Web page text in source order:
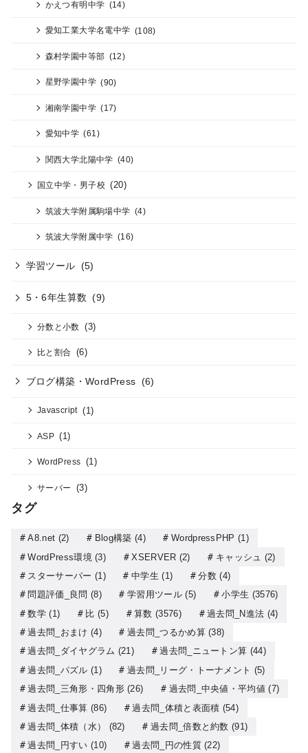
かえつ有明中学 (14)
愛知工業大学名電中学 (108)
森村学園中等部 (12)
星野学園中学 (90)
湘南学園中学 (17)
愛知中学 (61)
関西大学北陽中学 (40)
国立中学・男子校 (20)
筑波大学附属駒場中学 (4)
筑波大学附属中学 (16)
学習ツール (5)
5・6年生算数 (9)
分数と小数 (3)
比と割合 (6)
ブログ構築・WordPress (6)
Javascript (1)
ASP (1)
WordPress (1)
サーバー (3)
タグ
A8.net (2) Blog構築 (4) WordpressPHP (1)
WordPress環境 (3) XSERVER (2) キャッシュ (2)
スターサーバー (1) 中学生 (1) 分数(4)
問題評価_良問 (8) 学習用ツール(5) 小学生 (3576)
数学(1) 比 (5) 算数 (3576) 過去問_N進法 (4)
過去問_おまけ (4) 過去問_つるかめ算(38)
過去問_ダイヤグラム (21) 過去問_ニュートン算 (44)
過去問_パズル (1) 過去問_リーグ・トーナメント (5)
過去問_三角形・四角形(26) 過去問_中央値・平均値 (7)
過去問_仕事算 (86) 過去問_体積と表面積 (54)
過去問_体積（水）
(82) 過去問_倍数と約数 (91)
過去問_円すい (10) 過去問_円の性質(22)